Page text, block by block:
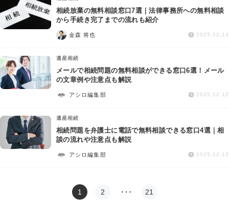
相続放棄の無料相談窓口7選｜法律事務所への無料相談
から手続き完了までの流れも紹介
金森 将也 2025.12.13
遺産相続
メールで相続問題の無料相談ができる窓口6選！メール
の文章例や注意点も解説
アシロ編集部 2025.12.12
遺産相続
相続問題を弁護士に電話で無料相談できる窓口4選｜相
談の流れや注意点も解説
アシロ編集部 2025.12.12
1 2 … 21